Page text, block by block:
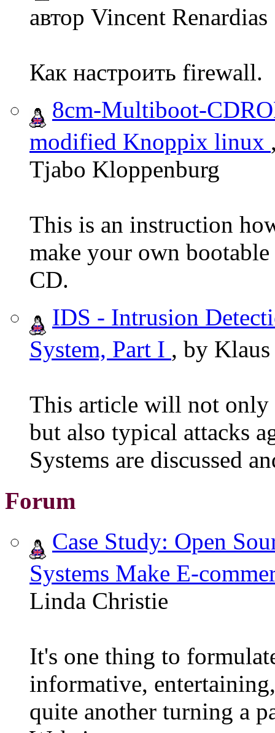
автор Vincent Renardias
Как настроить firewall.
8cm-Multiboot-
modified Knoppix linux
Tjabo Kloppenburg
This is an instruction
make your own
CD.
IDS - Intrusion
System, Part I , by
This article will not only
but also typical attacks
Systems are discussed
Forum
Case Study: Open
Systems Make E-
Linda Christie
It's one thing to
informative,
quite another turning a